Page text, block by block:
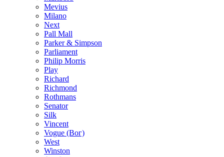
Mevius
Milano
Next
Pall Mall
Parker & Simpson
Parliament
Philip Morris
Play
Richard
Richmond
Rothmans
Senator
Silk
Vincent
Vogue (Вог)
West
Winston